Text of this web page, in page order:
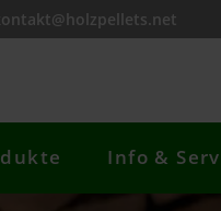
Info &